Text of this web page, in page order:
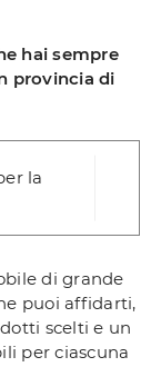
hai sempre
provincia di
la
di grande
puoi affidarti,
scelti e un
per ciascuna